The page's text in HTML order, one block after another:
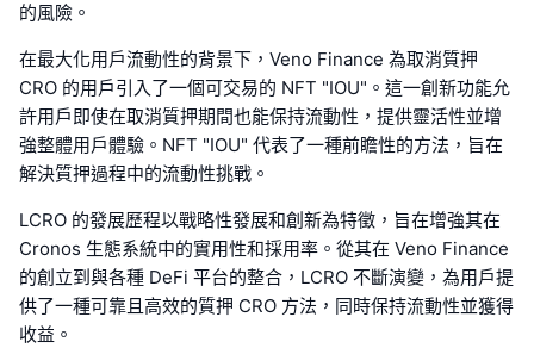
的風險。
在最大化用戶流動性的背景下，Veno Finance 為取消質押
CRO 的用戶引入了一個可交易的 NFT "IOU"。這一創新功能允
許用戶即使在取消質押期間也能保持流動性，提供靈活性並增
強整體用戶體驗。NFT "IOU" 代表了一種前瞻性的方法，旨在
解決質押過程中的流動性挑戰。
LCRO 的發展歷程以戰略性發展和創新為特徵，旨在增強其在
Cronos 生態系統中的實用性和採用率。從其在 Veno Finance
的創立到與各種 DeFi 平台的整合，LCRO 不斷演變，為用戶提
供了一種可靠且高效的質押 CRO 方法，同時保持流動性並獲得
收益。